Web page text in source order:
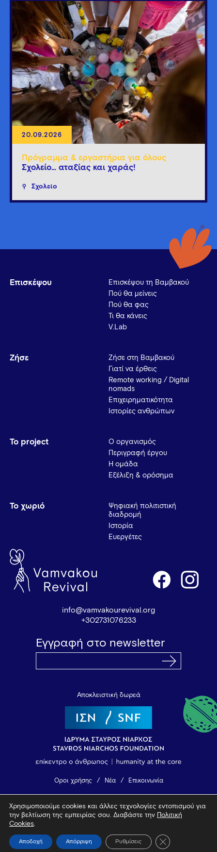
20.09.2026
Πρόγραμμα & εργαστήρια για όλους
Σχολείο… αταξίας και χαράς!
Σχολείο
Επισκέψου
Επισκέψου τη Βαμβακού
Πού θα μείνεις
Πού θα φας
Τι θα κάνεις
V.Lab
Ζήσε
Ζήσε στη Βαμβακού
Γιατί να έρθεις
Remote working / Digital
nomads
Επιχειρηματικότητα
Ιστορίες ανθρώπων
Το project
Ο οργανισμός
Περιγραφή έργου
Η ομάδα
Εξέλιξη & ορόσημα
Το χωριό
Ψηφιακή πολιτιστική
διαδρομή
Ιστορία
Ευεργέτες
info@vamvakourevival.org
+302731076233
Εγγραφή στο newsletter
Αποκλειστική δωρεά
Όροι χρήσης Νέα Επικοινωνία
© 2026 Vamvakou Revival
Χρησιμοποιούμε cookies και άλλες τεχνολογίες εντοπισμού για
την βελτίωση της εμπειρίας σου. Διαβάστε την
Πολιτική
Cookies.
Αποδοχή Απόρριψη Ρυθμίσεις Κλείσιμο του